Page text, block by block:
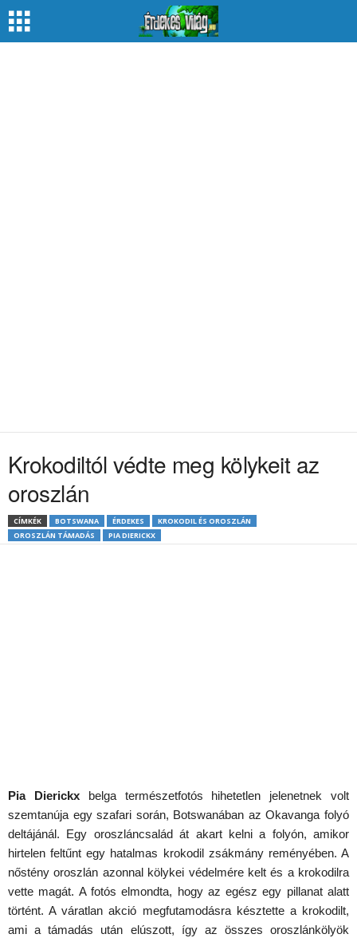
Krokodiltól védte meg kölykeit az
oroszlán
CÍMKÉK BOTSWANA ÉRDEKES
KROKODIL ÉS OROSZLÁN
OROSZLÁN TÁMADÁS
PIA DIERICKX
Pia Dierickxbelga természetfotós hihetetlen jelenetnek volt
szemtanúja egy szafari során, Botswanában az Okavanga folyó
deltájánál. Egy oroszláncsalád át akart kelni a folyón, amikor
hirtelen feltűnt egy hatalmas krokodil zsákmány reményében. A
nőstény oroszlán azonnal kölykei védelmére kelt és a krokodilra
vette magát. A fotós elmondta, hogy az egész egy pillanat alatt
történt. A váratlan akció megfutamodásra késztette a krokodilt,
ami a támadás után elúszott, így az összes oroszlánkölyök